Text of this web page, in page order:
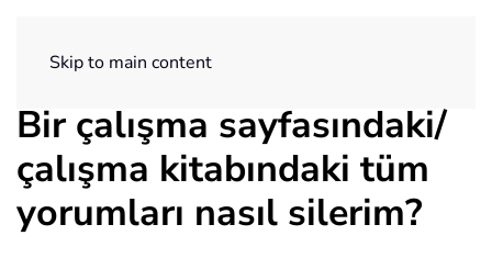
Skip to main content
Bir çalışma sayfasındaki/
çalışma kitabındaki tüm
yorumları nasıl silerim?